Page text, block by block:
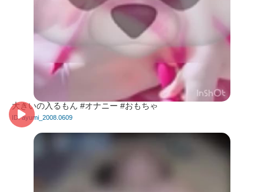
大きいの入るもん #オナニー #おもちゃ
ID: ayumi_2008.0609